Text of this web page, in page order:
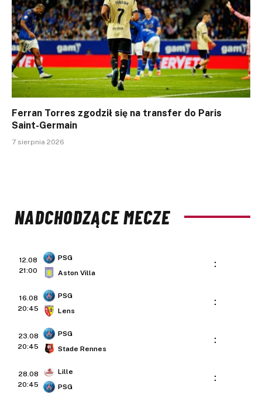
Ferran Torres zgodził się na transfer do Paris
Saint-Germain
7 sierpnia 2026
NADCHODZĄCE MECZE
12.08
21:00
PSG
Aston Villa
:
16.08
20:45
PSG
Lens
:
23.08
20:45
PSG
Stade Rennes
:
28.08
20:45
Lille
PSG
: